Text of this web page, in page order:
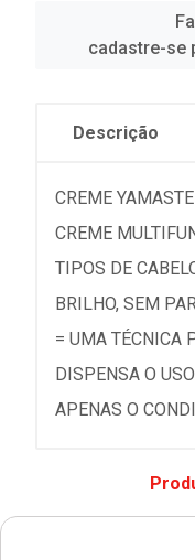
cadastre-se
Descrição
CREME
CREME
TIPOS DE
BRILHO, SEM
= UMA TÉCNICA
DISPENSA O
APENAS O